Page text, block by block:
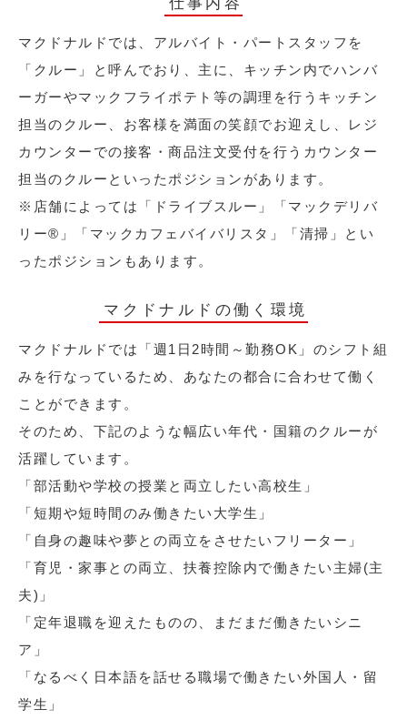
マクドナルドでは、アルバイト・パートスタッフを
「クルー」と呼んでおり、主に、キッチン内でハンバ
ーガーやマックフライポテト等の調理を行うキッチン
担当のクルー、お客様を満面の笑顔でお迎えし、レジ
カウンターでの接客・商品注文受付を行うカウンター
担当のクルーといったポジションがあります。
※店舗によっては「ドライブスルー」「マックデリバ
リー®︎」「マックカフェバイバリスタ」「清掃」とい
ったポジションもあります。
マクドナルドの働く環境
マクドナルドでは「週1日2時間～勤務OK」のシフト組
みを行なっているため、あなたの都合に合わせて働く
ことができます。
そのため、下記のような幅広い年代・国籍のクルーが
活躍しています。
「部活動や学校の授業と両立したい高校生」
「短期や短時間のみ働きたい大学生」
「自身の趣味や夢との両立をさせたいフリーター」
「育児・家事との両立、扶養控除内で働きたい主婦(主
夫)」
「定年退職を迎えたものの、まだまだ働きたいシニ
ア」
「なるべく日本語を話せる職場で働きたい外国人・留
学生」